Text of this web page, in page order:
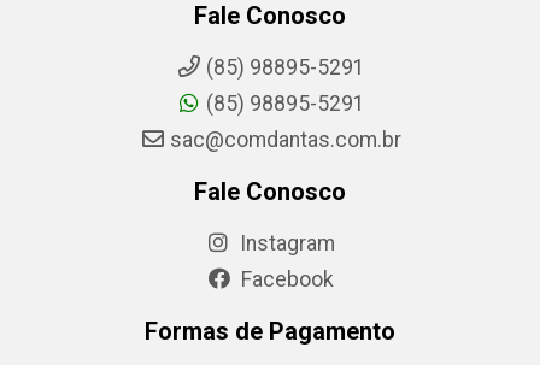
Fale Conosco
(85) 98895-5291
(85) 98895-5291
sac@comdantas.com.br
Fale Conosco
Instagram
Facebook
Formas de Pagamento